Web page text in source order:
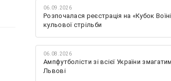
06.09.2026
Розпочалася реєстрація на «Кубок
кульової стрільби
06.08.2026
Ампфутболісти зі всієї України
Львові